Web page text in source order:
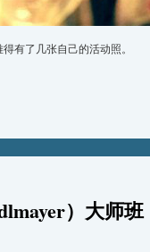
有了几张自己的活动照。
）大师班